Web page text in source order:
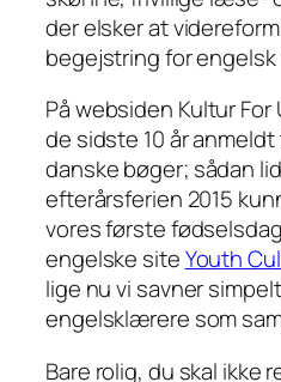
der elsker at
begejstring for
På websiden Kultur
de sidste 10 år
danske bøger; sådan
efterårsferien 2015
vores første
engelske siteYouth
lige nu vi savner
engelsklærere som
Bare rolig, du skal ikke